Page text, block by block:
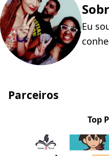
Eu
Parceiros
Top